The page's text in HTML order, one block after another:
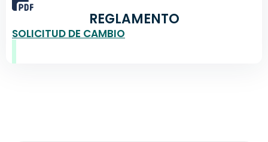
REGLAMENTO
SOLICITUD DE CAMBIO